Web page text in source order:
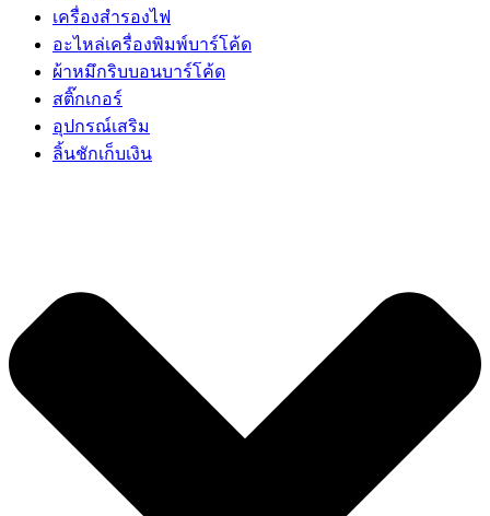
เครื่องสำรองไฟ
อะไหล่เครื่องพิมพ์บาร์โค้ด
ผ้าหมึกริบบอนบาร์โค้ด
สติ๊กเกอร์
อุปกรณ์เสริม
ลิ้นชักเก็บเงิน